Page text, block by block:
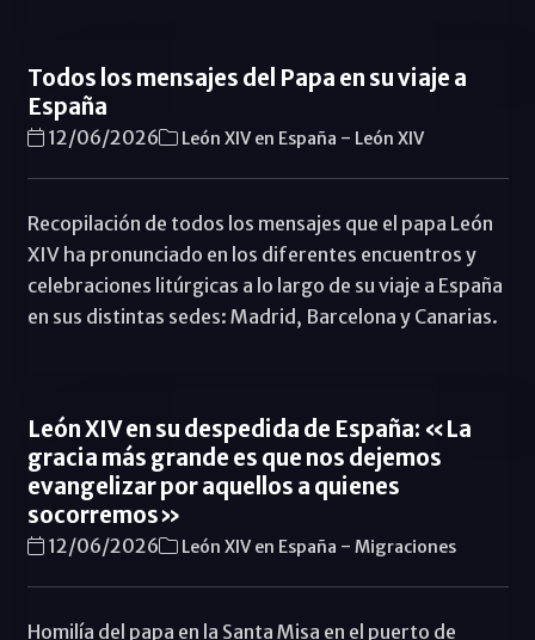
Todos los mensajes del Papa en su viaje a
España
12/06/2026 León XIV en España - León XIV
Recopilación de todos los mensajes que el papa León
XIV ha pronunciado en los diferentes encuentros y
celebraciones litúrgicas a lo largo de su viaje a España
en sus distintas sedes: Madrid, Barcelona y Canarias.
León XIV en su despedida de España: «La
gracia más grande es que nos dejemos
evangelizar por aquellos a quienes
socorremos»
12/06/2026 León XIV en España - Migraciones
Homilía del papa en la Santa Misa en el puerto de